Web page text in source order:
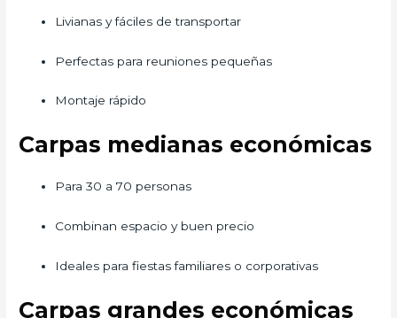
Livianas y fáciles de transportar
Perfectas para reuniones pequeñas
Montaje rápido
Carpas medianas económicas
Para 30 a 70 personas
Combinan espacio y buen precio
Ideales para fiestas familiares o corporativas
Carpas grandes económicas